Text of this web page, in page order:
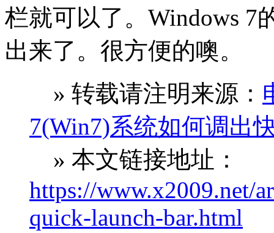
栏就可以了。Windows 7
出来了。很方便的噢。
» 转载请注明来源：
7(Win7)系统如何调出
» 本文链接地址：
https://www.x2009.net/
quick-launch-bar.html